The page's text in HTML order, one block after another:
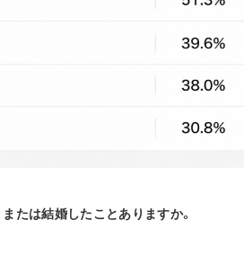
たは結婚したことありますか。